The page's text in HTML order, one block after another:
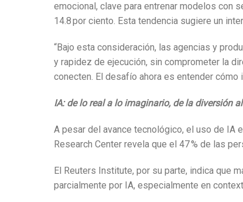
emocional, clave para entrenar modelos con
14.8 por ciento. Esta tendencia sugiere un
“Bajo esta consideración, las agencias y
y rapidez de ejecución, sin comprometer la
conecten. El desafío ahora es entender cómo
IA: de lo real a lo imaginario, de la diversión
A pesar del avance tecnológico, el uso de IA
Research Center revela que el 47 % de las
El Reuters Institute, por su parte, indica que
parcialmente por IA, especialmente en